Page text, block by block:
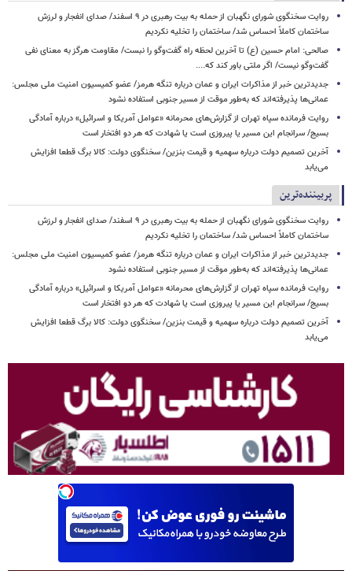
روایت سخنگوی شورای نگهبان از حمله به بیت رهبری در ۹ اسفند/ صدای انفجار و لرزش
ساختمان کاملاً احساس شد/ ساختمان را تخلیه نکردیم
صالحی: امام حسین (ع) تا آخرین لحظه راه گفت‌وگو را نبست/ مقاومت هرگز به معنای نفی
گفت‌وگو نیست/ اگر ملتی باور کند که....
جدیدترین خبر از مذاکرات ایران و عمان درباره تنگه هرمز/ عضو کمیسیون امنیت ملی مجلس:
عمانی‌ها پذیرفته‌اند که به‌طور موقت از مسیر جنوبی استفاده نشود
روایت فرمانده سپاه تهران از گزارش‌های محرمانه «عوامل آمریکا و اسرائیل» درباره آمادگی
بسیج/ سرانجام این مسیر یا پیروزی است یا شهادت که هر دو افتخار است
آخرین تصمیم دولت درباره سهمیه و قیمت بنزین/ سخنگوی دولت: کالا برگ قطعا افزایش
می‌یابد
پربیننده‌ترین
روایت سخنگوی شورای نگهبان از حمله به بیت رهبری در ۹ اسفند/ صدای انفجار و لرزش
ساختمان کاملاً احساس شد/ ساختمان را تخلیه نکردیم
جدیدترین خبر از مذاکرات ایران و عمان درباره تنگه هرمز/ عضو کمیسیون امنیت ملی مجلس:
عمانی‌ها پذیرفته‌اند که به‌طور موقت از مسیر جنوبی استفاده نشود
روایت فرمانده سپاه تهران از گزارش‌های محرمانه «عوامل آمریکا و اسرائیل» درباره آمادگی
بسیج/ سرانجام این مسیر یا پیروزی است یا شهادت که هر دو افتخار است
آخرین تصمیم دولت درباره سهمیه و قیمت بنزین/ سخنگوی دولت: کالا برگ قطعا افزایش
می‌یابد